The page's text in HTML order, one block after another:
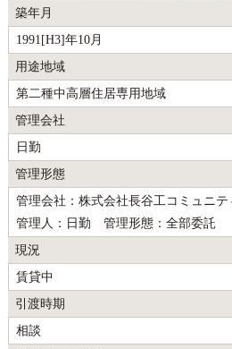
築年月
1991[H3]年10月
用途地域
第二種中高層住居専用地域
管理会社
日勤
管理形態
管理会社：株式会社長谷工コミュ
管理人：日勤 管理形態：全部委託
現況
賃貸中
引渡時期
相談